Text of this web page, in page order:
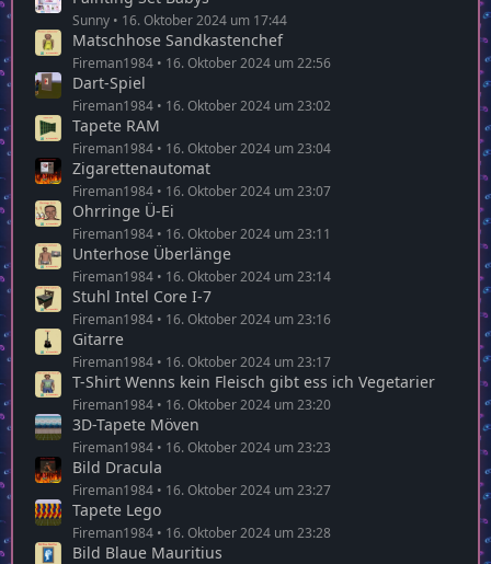
Sunny 16. Oktober 2024 um 17:44
Matschhose Sandkastenchef
Fireman1984 16. Oktober 2024 um 22:56
Dart-Spiel
Fireman1984 16. Oktober 2024 um 23:02
Tapete RAM
Fireman1984 16. Oktober 2024 um 23:04
Zigarettenautomat
Fireman1984 16. Oktober 2024 um 23:07
Ohrringe Ü-Ei
Fireman1984 16. Oktober 2024 um 23:11
Unterhose Überlänge
Fireman1984 16. Oktober 2024 um 23:14
Stuhl Intel Core I-7
Fireman1984 16. Oktober 2024 um 23:16
Gitarre
Fireman1984 16. Oktober 2024 um 23:17
T-Shirt Wenns kein Fleisch gibt ess ich Vegetarier
Fireman1984 16. Oktober 2024 um 23:20
3D-Tapete Möven
Fireman1984 16. Oktober 2024 um 23:23
Bild Dracula
Fireman1984 16. Oktober 2024 um 23:27
Tapete Lego
Fireman1984 16. Oktober 2024 um 23:28
Bild Blaue Mauritius